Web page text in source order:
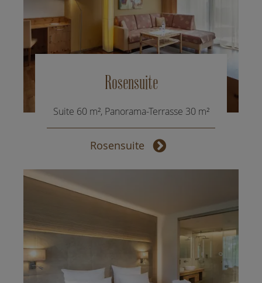
Rosensuite
Suite 60 m², Panorama-Terrasse 30 m²
Rosensuite